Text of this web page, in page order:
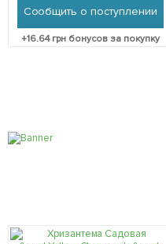
Сообщить о поступлении
+16.64грн бонусов за покупку